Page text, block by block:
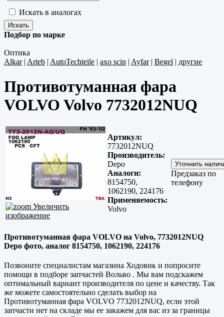
Искать в аналогах
Подбор по марке
Оптика
Alkar| Arteb | AutoTechteile | axo scin | Ayfar| Begel | другие
Противотуманная фара
VOLVO Volvo 7732012NUQ
Увеличить
изображение
Артикул:
7732012NUQ
Производитель:
Depo
Аналоги:
8154750,
1062190, 224176
Применяемость:
Volvo
Предзаказ по
телефону
Противотуманная фара VOLVO на Volvo, 7732012NUQ
Depo фото, аналог 8154750, 1062190, 224176
Позвоните специалистам магазина Ходовик и попросите
помощи в подборе запчастей Вольво . Мы вам подскажем
оптимальный вариант производителя по цене и качеству. Так
же можете самостоятельно сделать выбор на
Противотуманная фара VOLVO 7732012NUQ, если этой
запчасти нет на складе мы ее закажем для вас из за границы